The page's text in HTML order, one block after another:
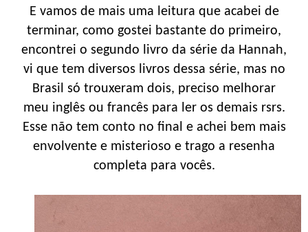
E vamos de mais uma leitura que acabei de
terminar, como gostei bastante do primeiro,
encontrei o segundo livro da série da Hannah,
vi que tem diversos livros dessa série, mas no
Brasil só trouxeram dois, preciso melhorar
meu inglês ou francês para ler os demais rsrs.
Esse não tem conto no final e achei bem mais
envolvente e misterioso e trago a resenha
completa para vocês.